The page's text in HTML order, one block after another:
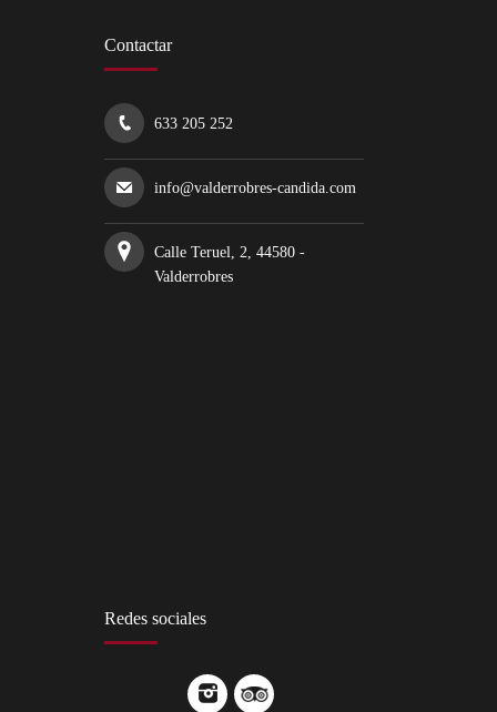
Contactar
633 205 252
info@valderrobres-candida.com
Calle Teruel, 2, 44580 -
Valderrobres
Redes sociales